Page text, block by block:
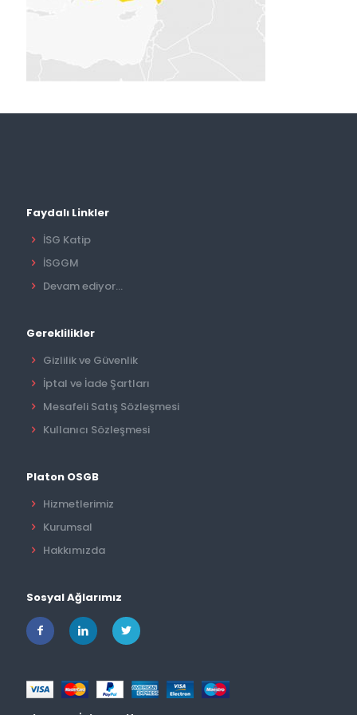
Faydalı Linkler
İSG Katip
İSGGM
Devam ediyor...
Gereklilikler
Gizlilik ve Güvenlik
İptal ve İade Şartları
Mesafeli Satış Sözleşmesi
Kullanıcı Sözleşmesi
Platon OSGB
Hizmetlerimiz
Kurumsal
Hakkımızda
Sosyal Ağlarımız